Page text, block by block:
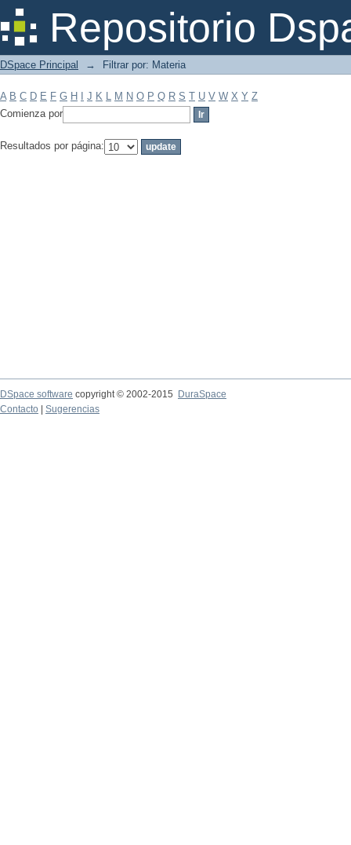
Repositorio
Filtrar por: Materia
DSpace Principal → Filtrar por: Materia
A B C D E F G H J K L M N O P Q R S T U V W X Y Z
Comienza por
Resultados por página:
DSpace software copyright © 2002-2015
DuraSpace
Contacto
Sugerencias